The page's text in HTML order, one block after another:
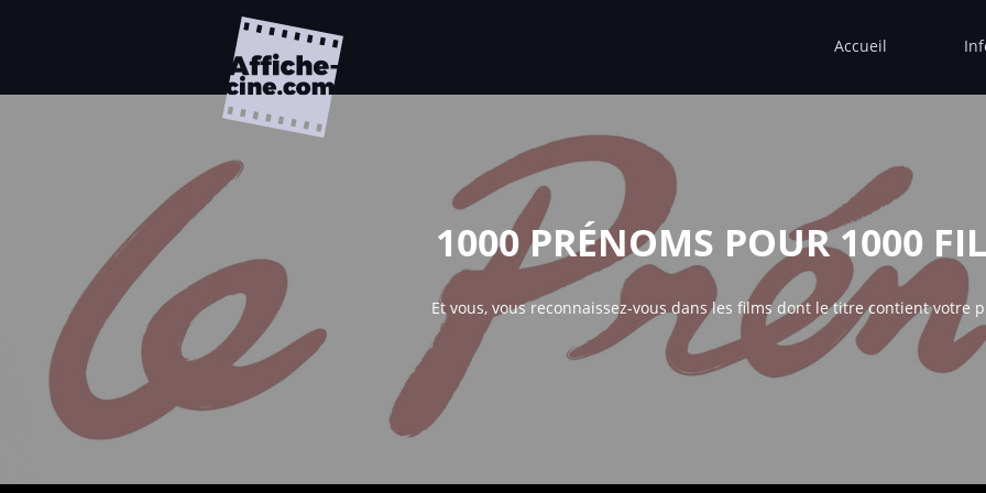
Accueil
1000 PRÉNOMS POUR 1000
Et vous, vous reconnaissez-vous dans les films dont le titre contient votre